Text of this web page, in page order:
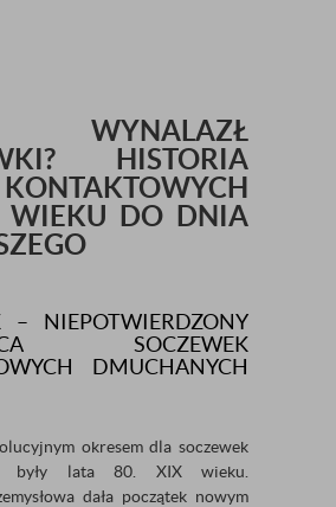
HISTORIA
WIEKU DO DNIA
– NIEPOTWIERDZONY
SOCZEWEK
DMUCHANYCH
okresem dla soczewek
były lata 80. XIX wieku.
dała początek nowym